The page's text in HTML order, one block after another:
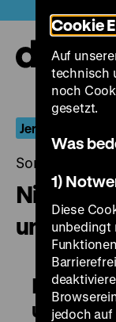
zum
Seiteninhalt
springen
Jerzy Skolimowski
Sonntag, 08.
Niewinni
Niewinni
Cookie
Auf
technisch
noch
gesetzt.
Was
1)
Diese
unbedingt
jedoch